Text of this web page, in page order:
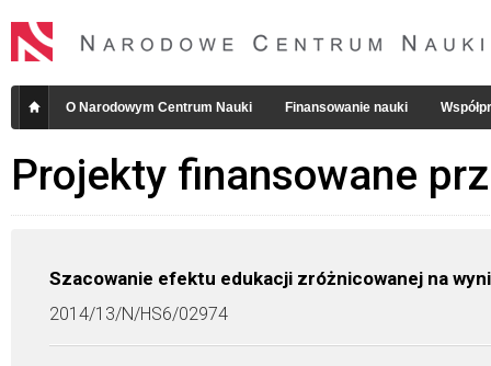
O Narodowym Centrum Nauki Finansowanie nauki
Projekty finansowane
Szacowanie efektu edukacji zróżnicowanej na
2014/13/N/HS6/02974